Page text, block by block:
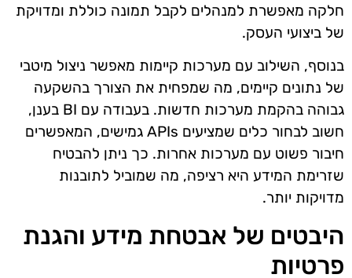
חלקה מאפשרת למנהלים לקבל תמונה כוללת ומדויקת
של ביצועי העסק.
בנוסף, השילוב עם מערכות קיימות מאפשר ניצול מיטבי
של נתונים קיימים, מה שמפחית את הצורך בהשקעה
גבוהה בהקמת מערכות חדשות. בעבודה עם BI בענן,
חשוב לבחור כלים שמציעים APIs גמישים, המאפשרים
חיבור פשוט עם מערכות אחרות. כך ניתן להבטיח
שזרימת המידע היא רציפה, מה שמוביל לתובנות
מדויקות יותר.
היבטים של אבטחת מידע והגנת
פרטיות